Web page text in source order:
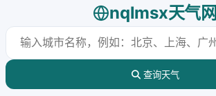
nqlmsx天气网
查询天气